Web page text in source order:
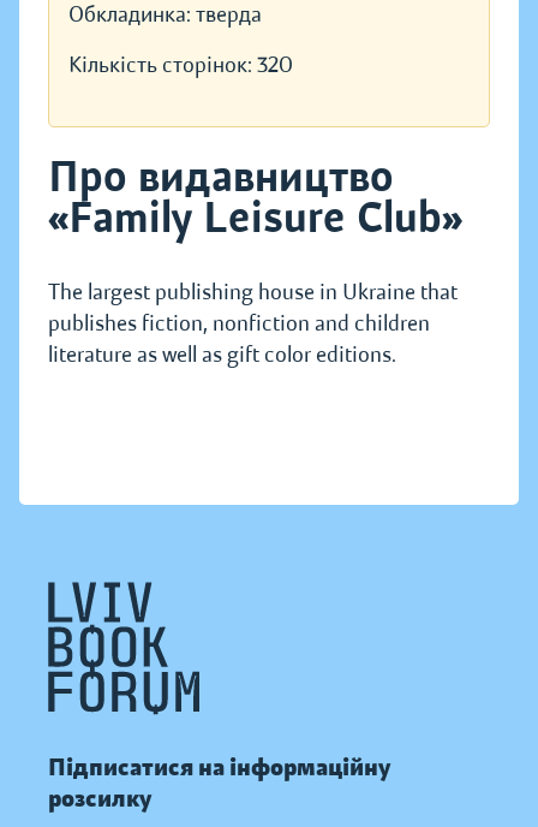
Обкладинка: тверда
Кількість сторінок: 320
Про видавництво
«Family Leisure Club»
The largest publishing house in Ukraine that
publishes fiction, nonfiction and children
literature as well as gift color editions.
Підписатися на інформаційну
розсилку